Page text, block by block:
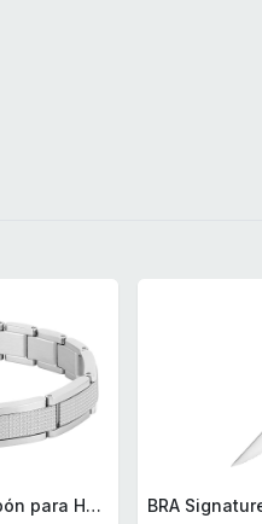
Lacoste Brazalete de eslabón para Hombre Colección STENCIL de Acero inoxidable